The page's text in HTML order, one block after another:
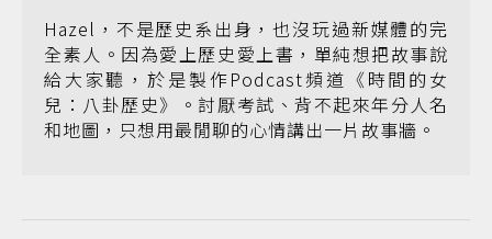
Hazel，不是歷史系出身，也沒玩過新媒體的完
全素人。因為愛上歷史愛上書，單純想把故事說
給大家聽，於是製作Podcast頻道《時間的女
兒：八卦歷史》。討厭考試、背不起來年分人名
和地圖，只想用最閒聊的心情講出一片故事牆。